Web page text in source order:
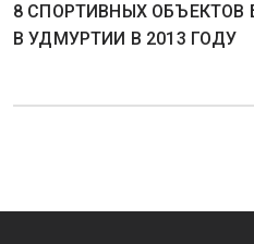
8 СПОРТИВНЫХ ОБЪЕКТОВ
В УДМУРТИИ В 2013 ГОДУ